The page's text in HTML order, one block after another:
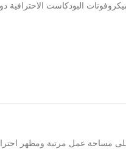
البودكاست الاحترافية
على مساحة عمل مرتبة ومظهر